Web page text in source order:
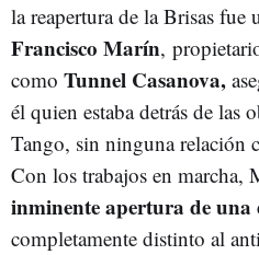
la reapertura de la Brisas fue
Francisco Marín,
como Tunnel Casanova,
él quien estaba detrás de las
Tango, sin ninguna relación
Con los trabajos en marcha,
inminente apertura de una
completamente distinto al